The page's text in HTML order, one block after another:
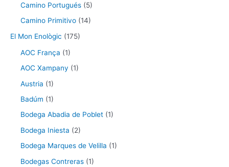
Camino Portugués (5)
Camino Primitivo (14)
El Mon Enològic (175)
AOC França (1)
AOC Xampany (1)
Austria (1)
Badúm (1)
Bodega Abadia de Poblet (1)
Bodega Iniesta (2)
Bodega Marques de Velilla (1)
Bodegas Contreras (1)